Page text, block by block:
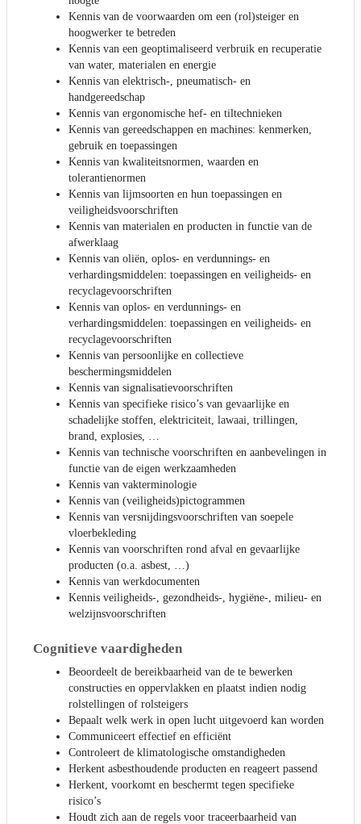
Kennis van de voorwaarden om een (rol)steiger en
hoogwerker te betreden
Kennis van een geoptimaliseerd verbruik en recuperatie
van water, materialen en energie
Kennis van elektrisch-, pneumatisch- en
handgereedschap
Kennis van ergonomische hef- en tiltechnieken
Kennis van gereedschappen en machines: kenmerken,
gebruik en toepassingen
Kennis van kwaliteitsnormen, waarden en
tolerantienormen
Kennis van lijmsoorten en hun toepassingen en
veiligheidsvoorschriften
Kennis van materialen en producten in functie van de
afwerklaag
Kennis van oliën, oplos- en verdunnings- en
verhardingsmiddelen: toepassingen en veiligheids- en
recyclagevoorschriften
Kennis van oplos- en verdunnings- en
verhardingsmiddelen: toepassingen en veiligheids- en
recyclagevoorschriften
Kennis van persoonlijke en collectieve
beschermingsmiddelen
Kennis van signalisatievoorschriften
Kennis van specifieke risico’s van gevaarlijke en
schadelijke stoffen, elektriciteit, lawaai, trillingen,
brand, explosies, …
Kennis van technische voorschriften en aanbevelingen in
functie van de eigen werkzaamheden
Kennis van vakterminologie
Kennis van (veiligheids)pictogrammen
Kennis van versnijdingsvoorschriften van soepele
vloerbekleding
Kennis van voorschriften rond afval en gevaarlijke
producten (o.a. asbest, …)
Kennis van werkdocumenten
Kennis veiligheids-, gezondheids-, hygiëne-, milieu- en
welzijnsvoorschriften
Cognitieve vaardigheden
Beoordeelt de bereikbaarheid van de te bewerken
constructies en oppervlakken en plaatst indien nodig
rolstellingen of rolsteigers
Bepaalt welk werk in open lucht uitgevoerd kan worden
Communiceert effectief en efficiënt
Controleert de klimatologische omstandigheden
Herkent asbesthoudende producten en reageert passend
Herkent, voorkomt en beschermt tegen specifieke
risico’s
Houdt zich aan de regels voor traceerbaarheid van